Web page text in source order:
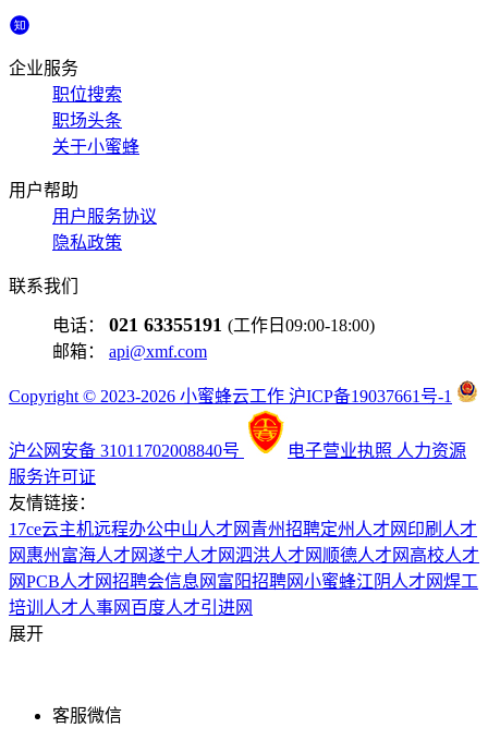
企业服务
职位搜索
职场头条
关于小蜜蜂
用户帮助
用户服务协议
隐私政策
联系我们
电话： 021 63355191 (工作日09:00-18:00)
邮箱： api@xmf.com
Copyright © 2023-2026 小蜜蜂云工作 沪ICP备19037661号-1
沪公网安备 31011702008840号 电子营业执照 人力资源
服务许可证
友情链接：
17ce云主机远程办公中山人才网 青州招聘定州人才网 印刷人才
网 惠州富海人才网遂宁人才网泗洪人才网 顺德人才网 高校人才
网PCB人才网招聘会信息网 富阳招聘网小蜜蜂江阴人才网焊工
培训 人才人事网 百度人才引进网
展开
客服微信